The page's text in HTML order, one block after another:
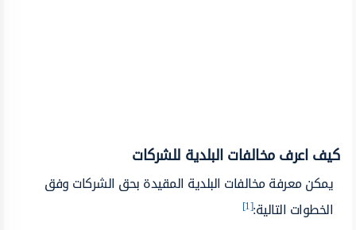
كيف اعرف مخالفات البلدية للشركات
يمكن معرفة مخالفات البلدية المقيدة بحق الشركات وفق
الخطوات التالية:[1]